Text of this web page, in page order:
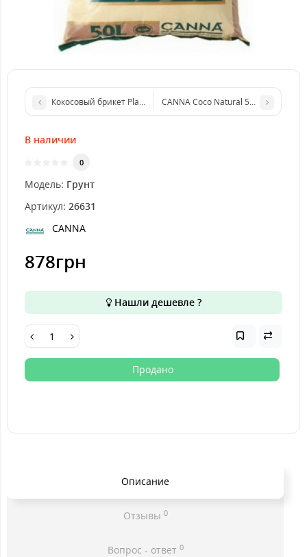
Кокосовый брикет Plagron Cocos BrixCANNA Coco Natural 50 литров
В наличии
0
Модель: Грунт
Артикул: 26631
CANNA
878грн
Нашли дешевле ?
Продано
Описание
Отзывы 0
Вопрос - ответ 0